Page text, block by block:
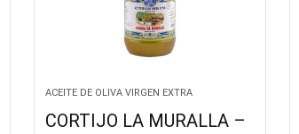
ACEITE DE OLIVA VIRGEN EXTRA
CORTIJO LA MURALLA –